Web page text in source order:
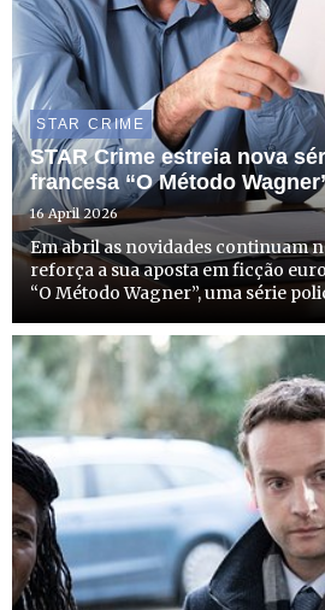
STAR CRIME
STAR Crime estreia nova
francesa “O Método
16 April 2026
Em abril as novidades continuam
reforça a sua aposta em ficção
“O Método Wagner”, uma série
com emissão todas as terças-